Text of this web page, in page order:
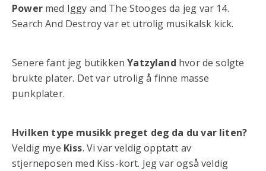
Powermed Iggy and The Stooges da jeg var 14.
Search And Destroy var et utrolig musikalsk kick.
Senere fant jeg butikkenYatzyland hvor de solgte
brukte plater. Det var utrolig å finne masse
punkplater.
Hvilken type musikk preget deg da du var liten?
Veldig mye Kiss. Vi var veldig opptatt av
stjerneposen med Kiss-kort. Jeg var også veldig